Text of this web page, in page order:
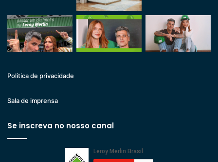
Politica de privacidade
Sala de imprensa
Se inscreva no nosso canal